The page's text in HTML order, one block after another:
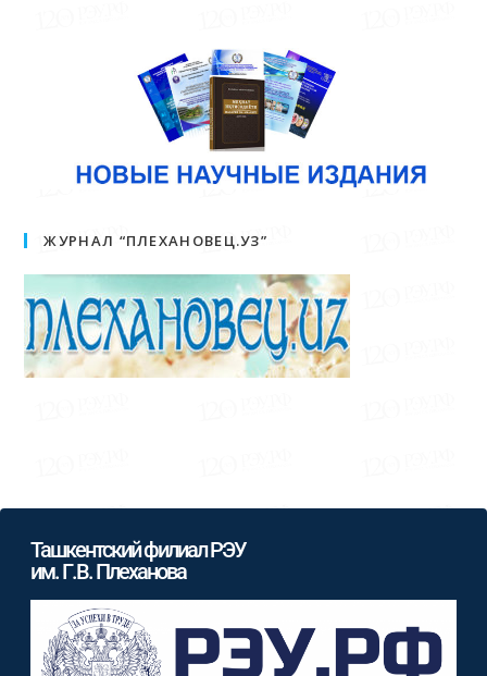
ЖУРНАЛ “ПЛЕХАНОВЕЦ.УЗ”
Ташкентский филиал РЭУ
им. Г.В. Плеханова